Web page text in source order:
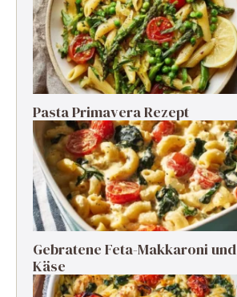
Pasta Primavera Rezept
Gebratene Feta-Makkaroni und
Käse